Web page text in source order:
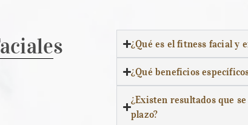
¿Qué es el fitness facial y
¿Qué beneficios
¿Existen resultados que
plazo?